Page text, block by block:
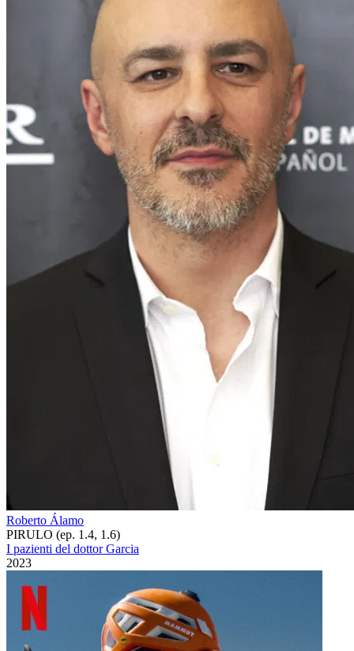
Roberto Álamo
PIRULO (ep. 1.4, 1.6)
I pazienti del dottor Garcia
2023